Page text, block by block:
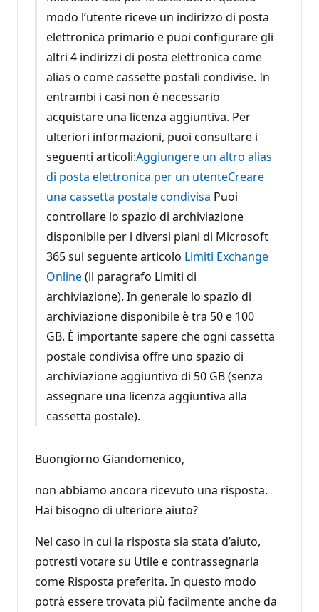
modo l’utente riceve un indirizzo di posta
elettronica primario e puoi configurare gli
altri 4 indirizzi di posta elettronica come
alias o come cassette postali condivise. In
entrambi i casi non è necessario
acquistare una licenza aggiuntiva. Per
ulteriori informazioni, puoi consultare i
seguenti articoli:Aggiungere un altro alias
di posta elettronica per un utenteCreare
una cassetta postale condivisa Puoi
controllare lo spazio di archiviazione
disponibile per i diversi piani di Microsoft
365 sul seguente articolo Limiti Exchange
Online(il paragrafo Limiti di
archiviazione). In generale lo spazio di
archiviazione disponibile è tra 50 e 100
GB. È importante sapere che ogni cassetta
postale condivisa offre uno spazio di
archiviazione aggiuntivo di 50 GB (senza
assegnare una licenza aggiuntiva alla
cassetta postale).
Buongiorno Giandomenico,
non abbiamo ancora ricevuto una risposta.
Hai bisogno di ulteriore aiuto?
Nel caso in cui la risposta sia stata d’aiuto,
potresti votare su Utile e contrassegnarla
come Risposta preferita. In questo modo
potrà essere trovata più facilmente anche da